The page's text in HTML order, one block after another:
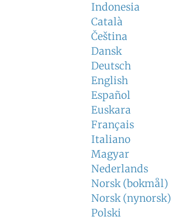
Indonesia
Català
Čeština
Dansk
Deutsch
English
Español
Euskara
Français
Italiano
Magyar
Nederlands
Norsk (bokmål)
Norsk (nynorsk)
Polski